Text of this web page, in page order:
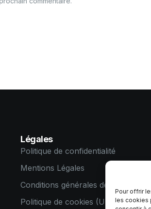
Pour offrir
les cookies
Légales
Politique de confidentialité
Mentions Légales
Conditions générales de ventes
Politique de cookies (UE)